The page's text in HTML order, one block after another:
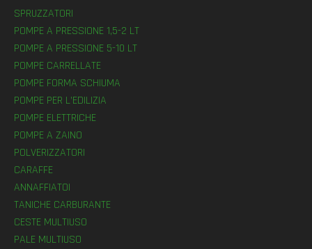
SPRUZZATORI
POMPE A PRESSIONE 1,5-2 LT
POMPE A PRESSIONE 5-10 LT
POMPE CARRELLATE
POMPE FORMA SCHIUMA
POMPE PER L’EDILIZIA
POMPE ELETTRICHE
POMPE A ZAINO
POLVERIZZATORI
CARAFFE
ANNAFFIATOI
TANICHE CARBURANTE
CESTE MULTIUSO
PALE MULTIUSO